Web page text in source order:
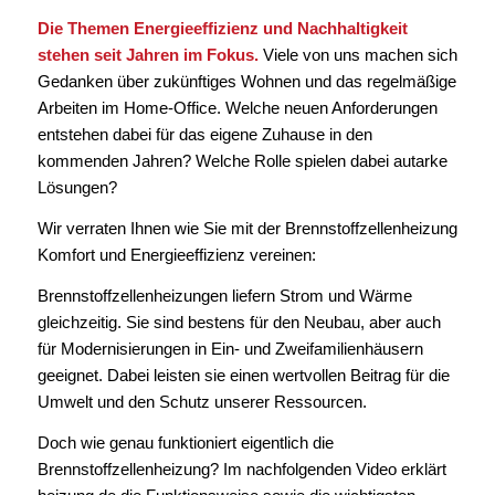
Die Themen Energieeffizienz und Nachhaltigkeit
stehen seit Jahren im Fokus.Viele von uns machen sich
Gedanken über zukünftiges Wohnen und das regelmäßige
Arbeiten im Home-Office. Welche neuen Anforderungen
entstehen dabei für das eigene Zuhause in den
kommenden Jahren? Welche Rolle spielen dabei autarke
Lösungen?
Wir verraten Ihnen wie Sie mit der Brennstoffzellenheizung
Komfort und Energieeffizienz vereinen:
Brennstoffzellenheizungen liefern Strom und Wärme
gleichzeitig. Sie sind bestens für den Neubau, aber auch
für Modernisierungen in Ein- und Zweifamilienhäusern
geeignet. Dabei leisten sie einen wertvollen Beitrag für die
Umwelt und den Schutz unserer Ressourcen.
Doch wie genau funktioniert eigentlich die
Brennstoffzellenheizung? Im nachfolgenden Video erklärt